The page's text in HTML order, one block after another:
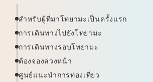
สำหรับผู้ที่มาโทยามะเป็นครั้งแรก
การเดินทางไปยังโทยามะ
การเดินทางรอบโทยามะ
ต้องจองล่วงหน้า
ศูนย์แนะนำการท่องเที่ยว